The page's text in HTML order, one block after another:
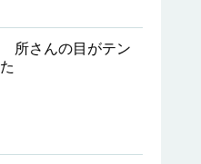
所さんの目がテン